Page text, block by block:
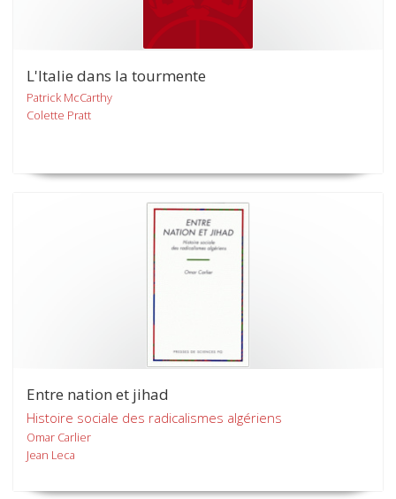
L'Italie dans la tourmente
Patrick McCarthy
Colette Pratt
Entre nation et jihad
Histoire sociale des radicalismes algériens
Omar Carlier
Jean Leca